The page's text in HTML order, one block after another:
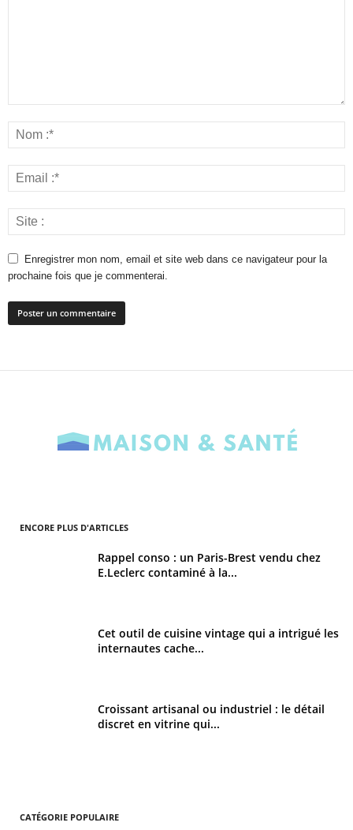
Enregistrer mon nom, email et site web dans ce navigateur pour la
prochaine fois que je commenterai.
ENCORE PLUS D'ARTICLES
Rappel conso : un Paris-Brest vendu chez
E.Leclerc contaminé à la...
Cet outil de cuisine vintage qui a intrigué les
internautes cache...
Croissant artisanal ou industriel : le détail
discret en vitrine qui...
CATÉGORIE POPULAIRE